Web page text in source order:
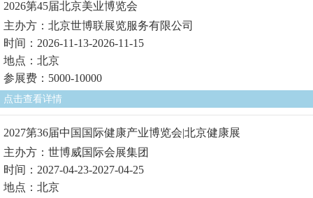
2026第45届北京美业博览会
主办方：北京世博联展览服务有限公司
时间：2026-11-13-2026-11-15
地点：北京
参展费：5000-10000
点击查看详情
2027第36届中国国际健康产业博览会|北京健康展
主办方：世博威国际会展集团
时间：2027-04-23-2027-04-25
地点：北京